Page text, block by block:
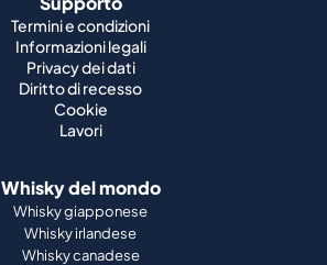
Termini e condizioni
Informazioni legali
Privacy dei dati
Diritto di recesso
Cookie
Lavori
Whisky del mondo
Whisky giapponese
Whisky irlandese
Whisky canadese